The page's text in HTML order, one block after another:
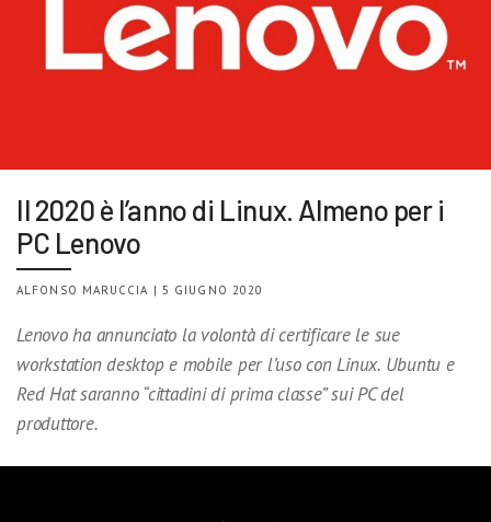
Il 2020 è l’anno di Linux. Almeno per i
PC Lenovo
ALFONSO MARUCCIA | 5 GIUGNO 2020
Lenovo ha annunciato la volontà di certificare le sue
workstation desktop e mobile per l’uso con Linux. Ubuntu e
Red Hat saranno “cittadini di prima classe” sui PC del
produttore.